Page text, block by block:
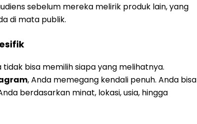
sebelum mereka melirik produk lain, yang
di mata publik.
bisa memilih siapa yang melihatnya.
, Anda memegang kendali penuh. Anda bisa
berdasarkan minat, lokasi, usia, hingga